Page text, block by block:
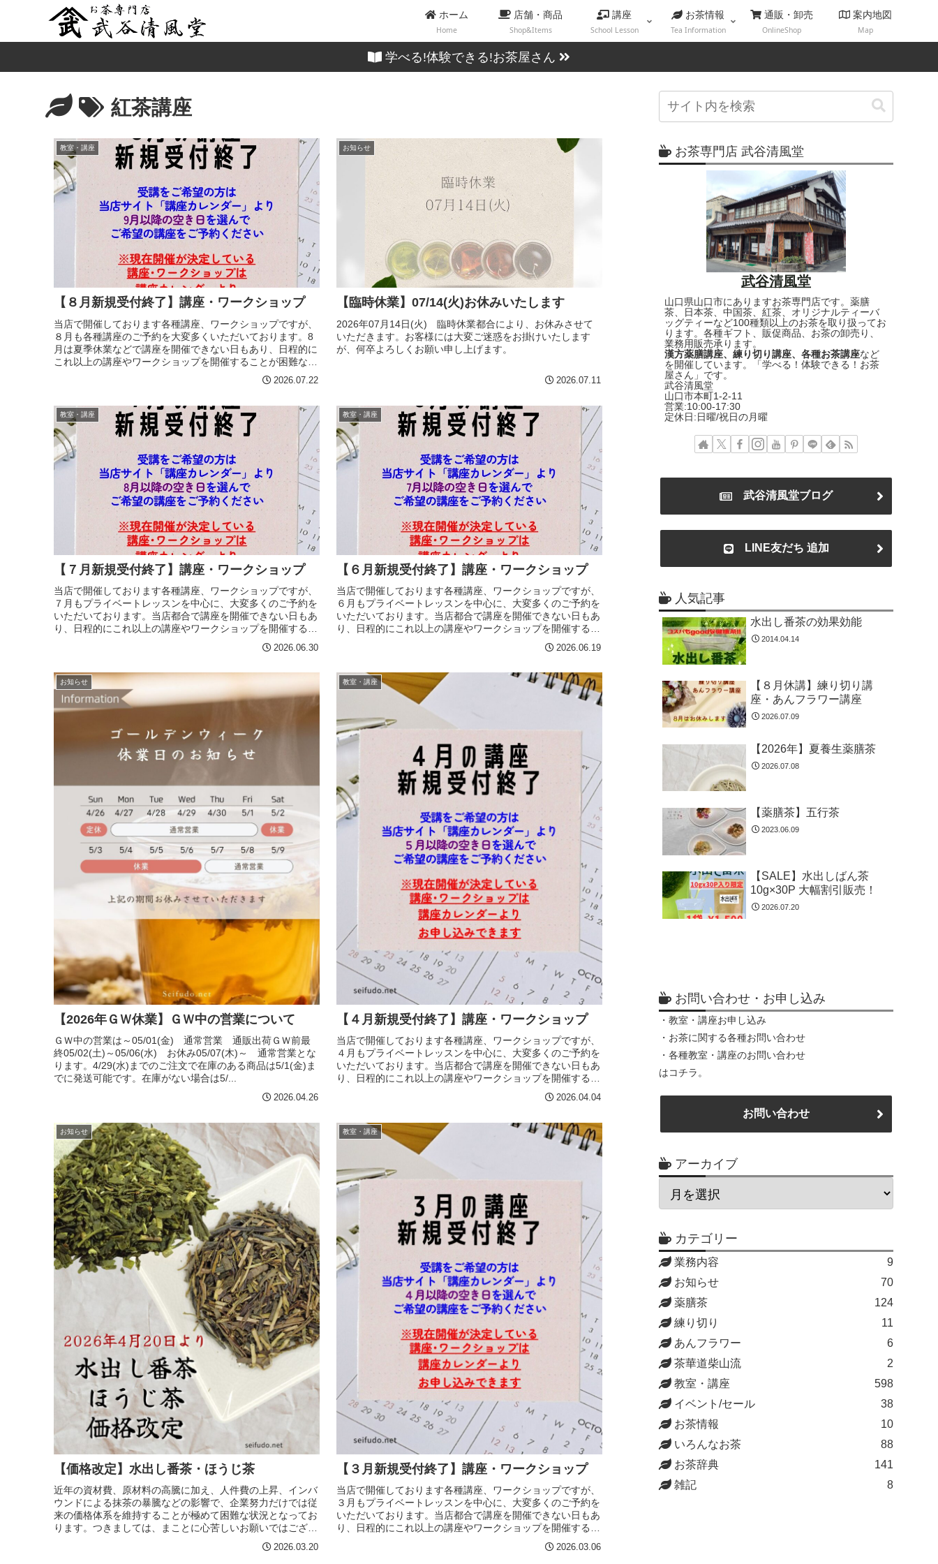
ホーム
Home
店舗・商品
Shop&Items
講座
School Lesson
お茶情報
Tea Information
通販・卸売
OnlineShop
案内地図
Map
学べる!体験できる!お茶屋さん
紅茶講座
教室・講座
【８月新規受付終了】講座・ワークショップ
当店で開催しております各種講座、ワークショップですが、
８月も各種講座のご予約を大変多くいただいております。8
月は夏季休業などで講座を開催できない日もあり、日程的に
これ以上の講座やワークショップを開催することが困難な状
2026.07.22
お知らせ
【臨時休業】07/14(火)お休みいたします
2026年07月14日(火) 臨時休業都合により、お休みさせて
いただきます。お客様には大変ご迷惑をお掛けいたします
が、何卒よろしくお願い申し上げます。
2026.07.11
教室・講座
【７月新規受付終了】講座・ワークショップ
当店で開催しております各種講座、ワークショップですが、
７月もプライベートレッスンを中心に、大変多くのご予約を
いただいております。当店都合で講座を開催できない日もあ
り、日程的にこれ以上の講座やワークショップを開催するこ
2026.06.30
教室・講座
【６月新規受付終了】講座・ワークショップ
当店で開催しております各種講座、ワークショップですが、
６月もプライベートレッスンを中心に、大変多くのご予約を
いただいております。当店都合で講座を開催できない日もあ
り、日程的にこれ以上の講座やワークショップを開催するこ
2026.06.19
お知らせ
【2026年ＧＷ休業】ＧＷ中の営業について
ＧＷ中の営業は～05/01(金) 通常営業 通販出荷ＧＷ前最
終05/02(土)～05/06(水) お休み05/07(木)～ 通常営業とな
ります。4/29(水)までのご注文で在庫のある商品は5/1(金)ま
でに発送可能です。在庫がない場合は5/...
2026.04.26
教室・講座
【４月新規受付終了】講座・ワークショップ
当店で開催しております各種講座、ワークショップですが、
４月もプライベートレッスンを中心に、大変多くのご予約を
いただいております。当店都合で講座を開催できない日もあ
り、日程的にこれ以上の講座やワークショップを開催するこ
2026.04.04
お知らせ
【価格改定】水出し番茶・ほうじ茶
近年の資材費、原材料の高騰に加え、人件費の上昇、インバ
ウンドによる抹茶の暴騰などの影響で、企業努力だけでは従
来の価格体系を維持することが極めて困難な状況となってお
ります。つきましては、まことに心苦しいお願いではござい
2026.03.20
教室・講座
【３月新規受付終了】講座・ワークショップ
当店で開催しております各種講座、ワークショップですが、
３月もプライベートレッスンを中心に、大変多くのご予約を
いただいております。当店都合で講座を開催できない日もあ
り、日程的にこれ以上の講座やワークショップを開催するこ
2026.03.06
お茶専門店 武谷清風堂
武谷清風堂
山口県山口市にありますお茶専門店です。薬膳
茶、日本茶、中国茶、紅茶、オリジナルティーバ
ッグティーなど100種類以上のお茶を取り扱ってお
ります。各種ギフト、販促商品、お茶の卸売り、
業務用販売承ります。
漢方薬膳講座、練り切り講座、各種お茶講座など
を開催しています。「学べる！体験できる！お茶
屋さん」です。
武谷清風堂
山口市本町1-2-11
営業:10:00-17:30
定休日:日曜/祝日の月曜
武谷清風堂ブログ
LINE友だち 追加
人気記事
水出し番茶の効果効能
2014.04.14
【８月休講】練り切り講
座・あんフラワー講座
2026.07.09
【2026年】夏養生薬膳茶
2026.07.08
【薬膳茶】五行茶
2023.06.09
【SALE】水出しばん茶
10g×30P 大幅割引販売！
2026.07.20
お問い合わせ・お申し込み
・教室・講座お申し込み
・お茶に関する各種お問い合わせ
・各種教室・講座のお問い合わせ
はコチラ。
お問い合わせ
アーカイブ
カテゴリー
業務内容
9
お知らせ
70
薬膳茶
124
練り切り
11
あんフラワー
6
茶華道柴山流
2
教室・講座
598
イベント/セール
38
お茶情報
10
いろんなお茶
88
お茶辞典
141
雑記
8